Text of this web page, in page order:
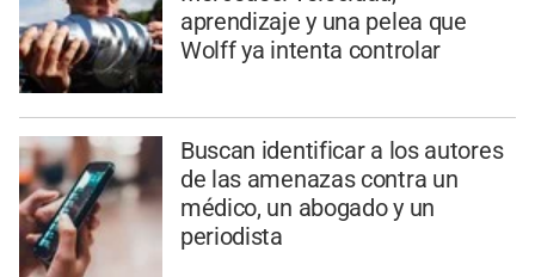
aprendizaje y una pelea que
Wolff ya intenta controlar
Buscan identificar a los autores
de las amenazas contra un
médico, un abogado y un
periodista